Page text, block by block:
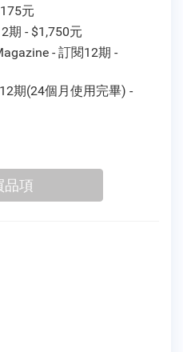
元
期 - $1,750元
- 訂閱12期 -
期(24個月使用完畢) -